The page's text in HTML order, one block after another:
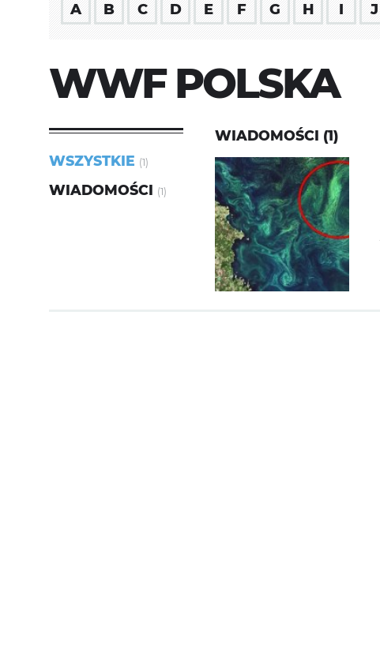
A B C D E F G H I J
WWF POLSKA
WSZYSTKIE (1)
WIADOMOŚCI (1)
WIADOMOŚCI (1)